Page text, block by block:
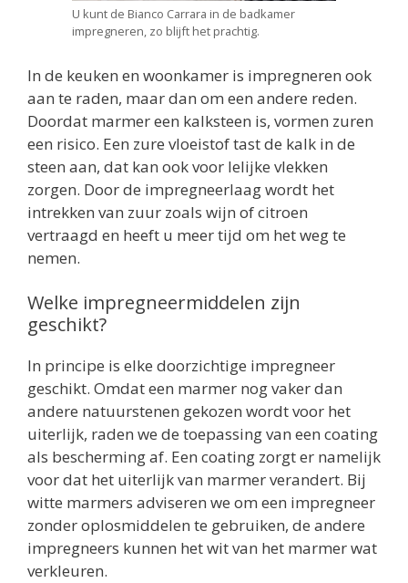
U kunt de Bianco Carrara in de badkamer
impregneren, zo blijft het prachtig.
In de keuken en woonkamer is impregneren ook
aan te raden, maar dan om een andere reden.
Doordat marmer een kalksteen is, vormen zuren
een risico. Een zure vloeistof tast de kalk in de
steen aan, dat kan ook voor lelijke vlekken
zorgen. Door de impregneerlaag wordt het
intrekken van zuur zoals wijn of citroen
vertraagd en heeft u meer tijd om het weg te
nemen.
Welke impregneermiddelen zijn
geschikt?
In principe is elke doorzichtige impregneer
geschikt. Omdat een marmer nog vaker dan
andere natuurstenen gekozen wordt voor het
uiterlijk, raden we de toepassing van een coating
als bescherming af. Een coating zorgt er namelijk
voor dat het uiterlijk van marmer verandert. Bij
witte marmers adviseren we om een impregneer
zonder oplosmiddelen te gebruiken, de andere
impregneers kunnen het wit van het marmer wat
verkleuren.